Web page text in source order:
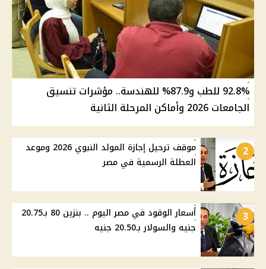
92.8% للطب و87.9% للهندسة.. مؤشرات تنسيق
الجامعات 2026 وأماكن المرحلة الثانية
2
موقف ترحيل إجازة المولد النبوي 2026 وموعد
العطلة الرسمية في مصر
3
أسعار الوقود في مصر اليوم .. بنزين 80 بـ20.75
جنيه والسولار بـ20.50 جنيه